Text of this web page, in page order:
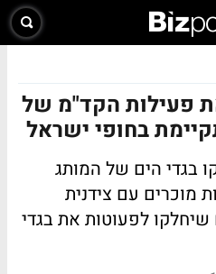
פעילות הקד"מ של
בחופי ישראל
בגדי הים של המותג
מוכרים עם צידנית
שיחלקו לפעוטות את בגדי